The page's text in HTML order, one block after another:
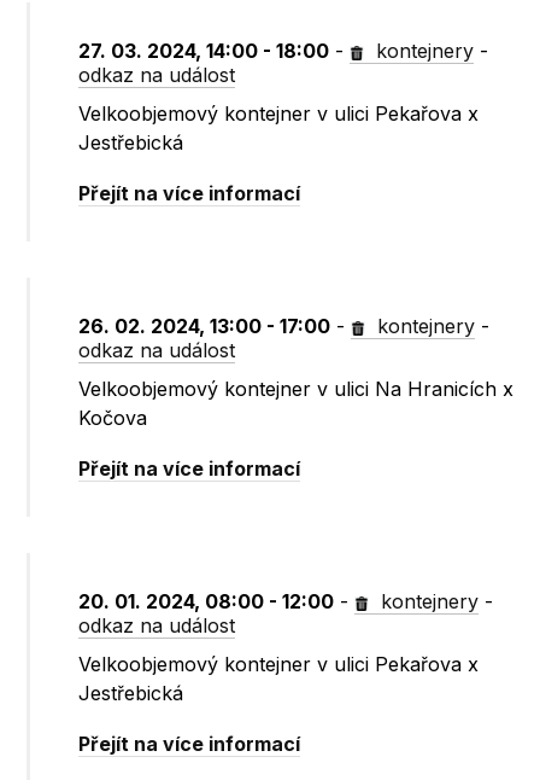
27. 03. 2024, 14:00 - 18:00 - kontejnery -
odkaz na událost
Velkoobjemový kontejner v ulici Pekařova x
Jestřebická
Přejít na více informací
26. 02. 2024, 13:00 - 17:00 - kontejnery -
odkaz na událost
Velkoobjemový kontejner v ulici Na Hranicích x
Kočova
Přejít na více informací
20. 01. 2024, 08:00 - 12:00 - kontejnery -
odkaz na událost
Velkoobjemový kontejner v ulici Pekařova x
Jestřebická
Přejít na více informací